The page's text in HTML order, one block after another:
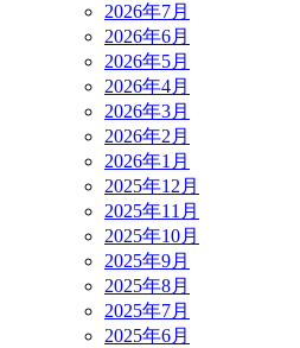
2026年7月
2026年6月
2026年5月
2026年4月
2026年3月
2026年2月
2026年1月
2025年12月
2025年11月
2025年10月
2025年9月
2025年8月
2025年7月
2025年6月